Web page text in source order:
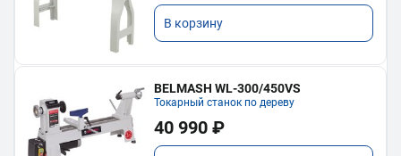
В корзину
BELMASH WL-300/450VS
Токарный станок по дереву
40 990 ₽